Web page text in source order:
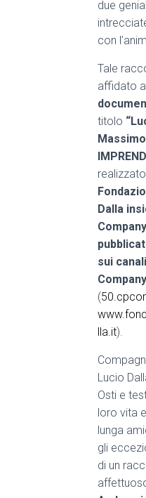
due
con
Tale
affidato
titolo
Dalla
Company
sui
Company
(
lla.it).
Lucio
Osti e
loro vita
lunga
gli
di un